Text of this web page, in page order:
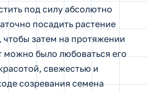
под силу абсолютно
посадить растение
затем на протяжении
можно было любоваться его
свежестью и
созревания семена